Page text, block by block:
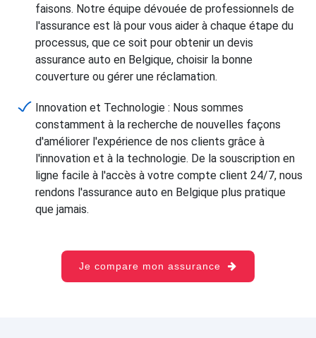
faisons. Notre équipe dévouée de professionnels de
l'assurance est là pour vous aider à chaque étape du
processus, que ce soit pour obtenir un devis
assurance auto en Belgique, choisir la bonne
couverture ou gérer une réclamation.
Innovation et Technologie : Nous sommes
constamment à la recherche de nouvelles façons
d'améliorer l'expérience de nos clients grâce à
l'innovation et à la technologie. De la souscription en
ligne facile à l'accès à votre compte client 24/7, nous
rendons l'assurance auto en Belgique plus pratique
que jamais.
Je compare mon assurance